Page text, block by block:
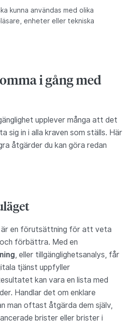
kunna användas med olika
enheter eller tekniska
i gång med
upplever många att det
sig in i alla kraven som ställs. Här
åtgärder du kan göra redan
en förutsättning för att veta
förbättra. Med en
, eller tillgänglighetsanalys, får
tjänst uppfyller
kan vara en lista med
Handlar det om enklare
man oftast åtgärda dem själv,
brister eller brister i